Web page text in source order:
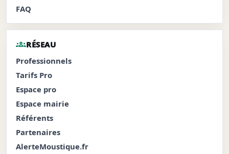
FAQ
groupsRÉSEAU
Professionnels
Tarifs Pro
Espace pro
Espace mairie
Référents
Partenaires
AlerteMoustique.fr